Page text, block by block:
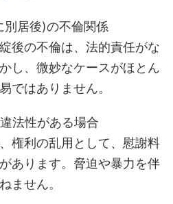
居後)の不倫関係
後の不倫は、法的責任がな
し、微妙なケースがほとん
ではありません。
法性がある場合
権利の乱用として、慰謝料
あります。脅迫や暴力を伴
ません。